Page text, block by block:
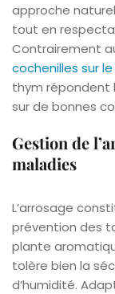
approche
tout en
Contrairement
cochenilles sur
thym répondent
sur de bonnes
Gestion de
maladies
L’arrosage
prévention des
plante
tolère bien la
d’humidité.